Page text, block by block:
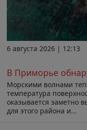
6 августа 2026 | 12:13
В Приморье
Морскими волнами
температура
оказывается заметно
для этого района и...